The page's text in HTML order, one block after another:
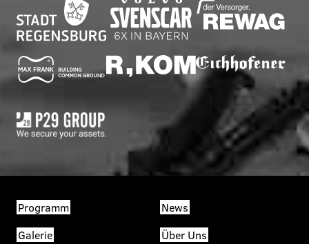
Programm
News
Galerie
Über Uns